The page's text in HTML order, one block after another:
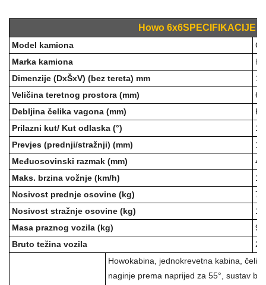
Howo 6x6SPECIFIKACIJE
Model kamiona
Marka kamiona
Dimenzije (DxŠxV) (bez tereta) mm
10
Veličina teretnog prostora (mm)
68
Debljina čelika vagona (mm)
Prilazni kut/ Kut odlaska (°)
Prevjes (prednji/stražnji) (mm)
1
Međuosovinski razmak (mm)
45
Maks. brzina vožnje (km/h)
Nosivost prednje osovine (kg)
Nosivost stražnje osovine (kg)
1
Masa praznog vozila (kg)
98
Bruto težina vozila
25
Howokabina, jednokrevetna kabina,
naginje prema naprijed za 55°, sustav